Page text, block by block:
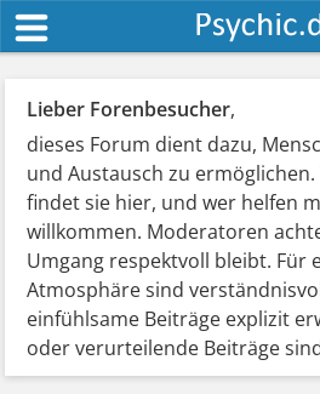
Lieber Forenbesucher,
dieses Forum dient dazu,
und Austausch zu
findet sie hier, und wer helfen
willkommen. Moderatoren
Umgang respektvoll bleibt. Für
Atmosphäre sind
einfühlsame Beiträge explizit
oder verurteilende Beiträge